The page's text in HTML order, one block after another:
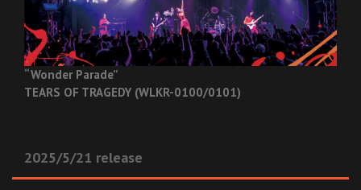
“Wonder Parade”
TEARS OF TRAGEDY (WLKR-0100/0101)
2025/5/21 release